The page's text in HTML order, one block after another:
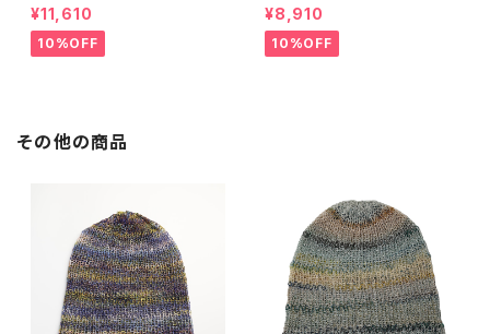
¥11,610
10%OFF
¥8,910
10%OFF
その他の商品